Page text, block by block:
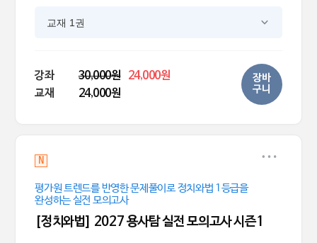
교재 1권
강좌 30,000원
24,000원
교재
24,000원
장바
구니
N
평가원 트렌드를 반영한 문제풀이로 정치와법 1등급을
완성하는 실전 모의고사
[정치와법] 2027 용사탐 실전 모의고사 시즌1